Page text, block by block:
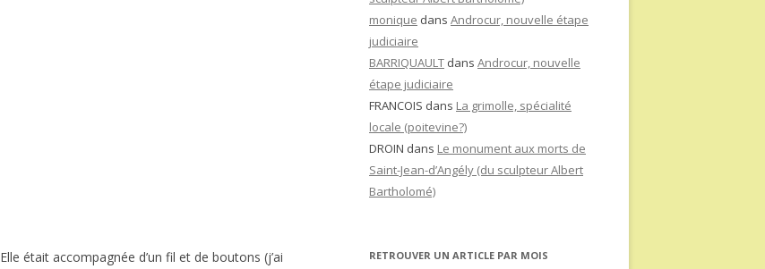
Elle était accompagnée d’un fil et de boutons (j’ai
monique dans Androcur, nouvelle étape
judiciaire
BARRIQUAULT dans Androcur, nouvelle
étape judiciaire
FRANCOIS dans La grimolle, spécialité
locale (poitevine?)
DROIN dans Le monument aux morts de
Saint-Jean-d’Angély (du sculpteur Albert
Bartholomé)
RETROUVER UN ARTICLE PAR MOIS